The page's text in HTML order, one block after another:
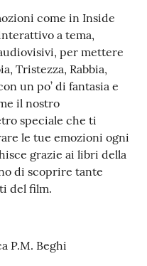
come in Inside
a tema,
per mettere
Tristezza, Rabbia,
un po’ di fantasia e
il nostro
speciale che ti
le tue emozioni ogni
grazie ai libri della
di scoprire tante
del film.
P.M. Beghi